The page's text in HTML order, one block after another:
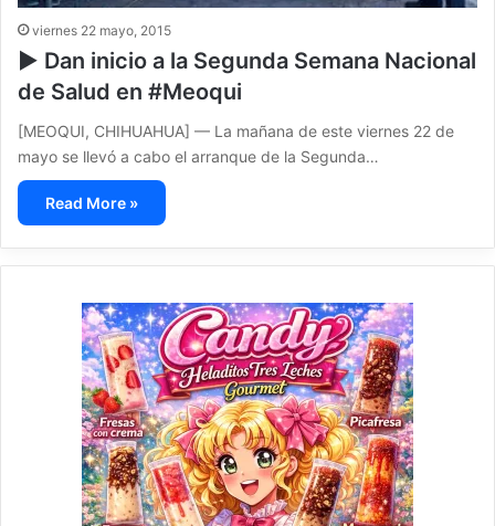
viernes 22 mayo, 2015
▶ Dan inicio a la Segunda Semana Nacional
de Salud en #Meoqui
[MEOQUI, CHIHUAHUA] — La mañana de este viernes 22 de
mayo se llevó a cabo el arranque de la Segunda…
Read More »